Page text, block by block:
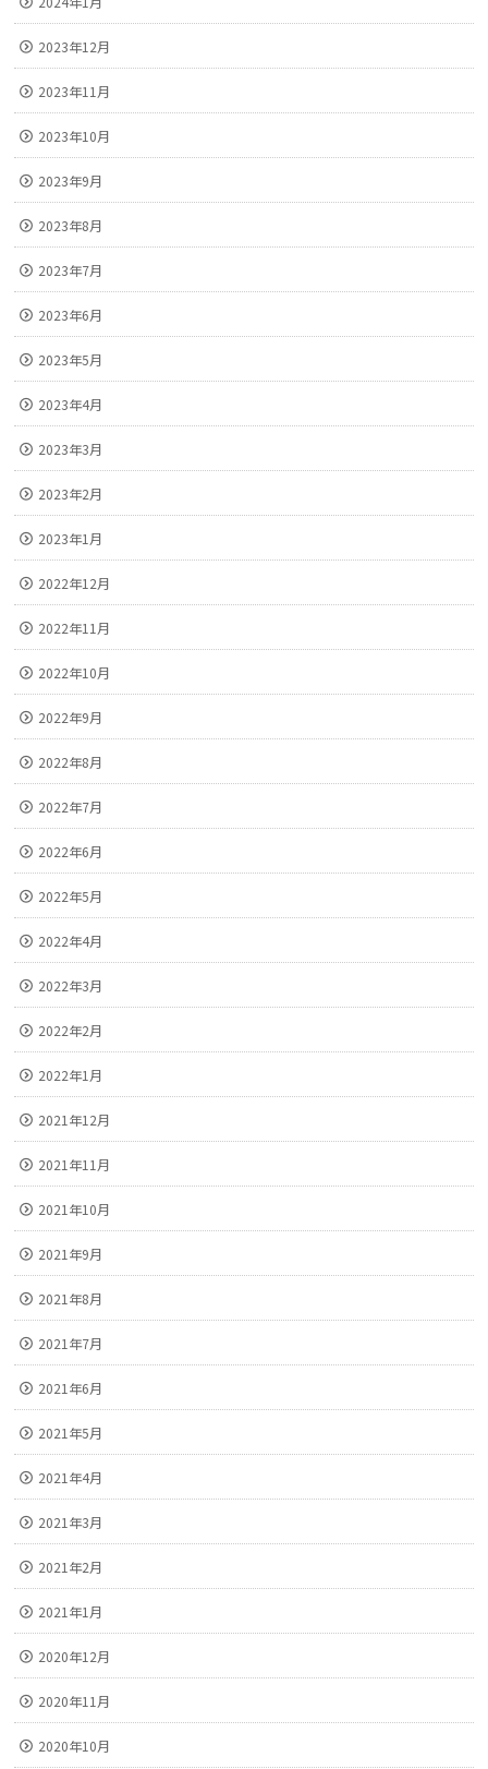
2023年12月
2023年11月
2023年10月
2023年9月
2023年8月
2023年7月
2023年6月
2023年5月
2023年4月
2023年3月
2023年2月
2023年1月
2022年12月
2022年11月
2022年10月
2022年9月
2022年8月
2022年7月
2022年6月
2022年5月
2022年4月
2022年3月
2022年2月
2022年1月
2021年12月
2021年11月
2021年10月
2021年9月
2021年8月
2021年7月
2021年6月
2021年5月
2021年4月
2021年3月
2021年2月
2021年1月
2020年12月
2020年11月
2020年10月